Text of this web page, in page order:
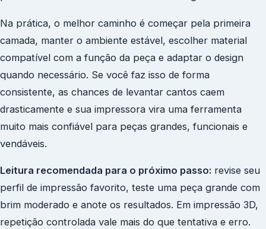
Na prática, o melhor caminho é começar pela primeira
camada, manter o ambiente estável, escolher material
compatível com a função da peça e adaptar o design
quando necessário. Se você faz isso de forma
consistente, as chances de levantar cantos caem
drasticamente e sua impressora vira uma ferramenta
muito mais confiável para peças grandes, funcionais e
vendáveis.
Leitura recomendada para o próximo passo: revise seu
perfil de impressão favorito, teste uma peça grande com
brim moderado e anote os resultados. Em impressão 3D,
repetição controlada vale mais do que tentativa e erro.